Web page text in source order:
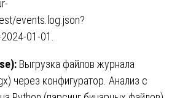
events.log.json?
01-01.
Выгрузка файлов журнала
через конфигуратор. Анализ с